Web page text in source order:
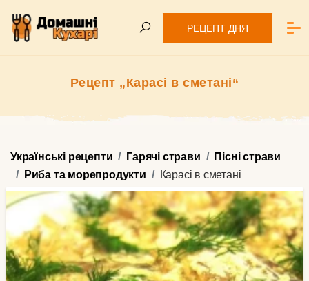
РЕЦЕПТ ДНЯ
Рецепт „Карасі в сметані“
Українські рецепти Гарячі страви
Пісні страви
Риба та морепродукти
Карасі в сметані